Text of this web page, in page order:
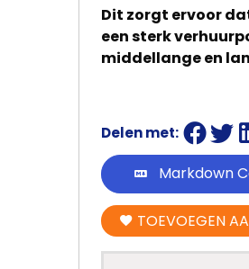
Dit zorgt ervoor
een sterk
middellange en
Delen met:
Markdown
TOEVOEGEN